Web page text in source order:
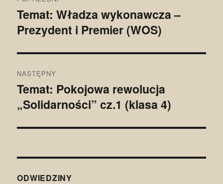
wpisu
Poprzedni
wpis:
Temat: Władza wykonawcza –
Prezydent i Premier (WOS)
NASTĘPNY
Następny
wpis:
Temat: Pokojowa rewolucja
„Solidarności” cz.1 (klasa 4)
ODWIEDZINY